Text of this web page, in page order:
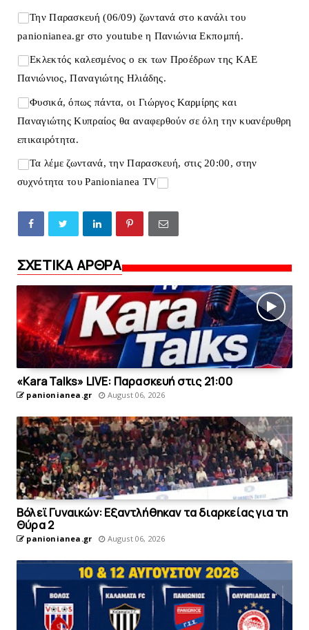
Την Παρασκευή (06/09) ζωντανά στο κανάλι του
panionianea.gr στο youtube η Πανιώνια Εκπομπή.
Εκλεκτός καλεσμένος ο εκ των Προέδρων της ΚΑΕ
Πανιώνιος, Παναγιώτης Ηλιάδης.
Φυσικά, όπως πάντα, οι Γιώργος Καρμίρης και
Παναγιώτης Κυπραίος θα αναφερθούν σε όλη την κυανέρυθρη
επικαιρότητα.
Τα λέμε ζωντανά, την Παρασκευή, στις 20:00, στην
συχνότητα του Panionianea TV
ΣΧΕΤΙΚΑ ΑΡΘΡΑ
«Kara Talks» LIVE: Παρασκευή στις 21:00
panionianea.gr August 06, 2026
Bόλεϊ Γυναικών: Εξαντλήθηκαν τα διαρκείας για τη
Θύρα 2
panionianea.gr August 06, 2026